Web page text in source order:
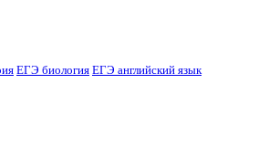
ЕГЭ биология ЕГЭ английский язык